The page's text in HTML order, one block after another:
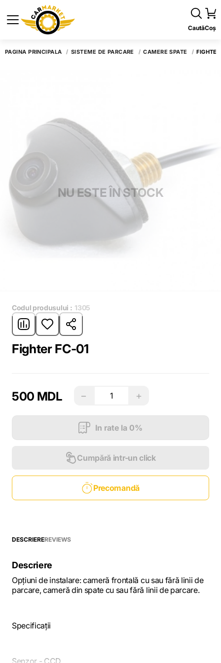
CautăCoș
PAGINA PRINCIPALĂ SISTEME DE PARCARE CAMERE SPATE
NU ESTE ÎN STOCK
Codul produsului : 1305
Fighter FC-01
500 MDL − +
In rate la 0%
Cumpără intr-un click
Precomandă
DESCRIEREREVIEWS
Descriere
Opțiuni de instalare: cameră frontală cu sau fără linii de
parcare, cameră din spate cu sau fără linii de parcare.
Specificații
Senzor - CCD